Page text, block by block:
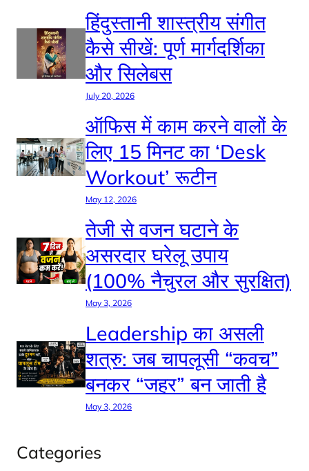
हिंदुस्तानी शास्त्रीय संगीत
कैसे सीखें: पूर्ण मार्गदर्शिका
और सिलेबस
July 20, 2026
ऑफिस में काम करने वालों के
लिए 15 मिनट का ‘Desk
Workout’ रूटीन
May 12, 2026
तेजी से वजन घटाने के
असरदार घरेलू उपाय
(100% नैचुरल और सुरक्षित)
May 3, 2026
Leadership का असली
शत्रु: जब चापलूसी “कवच”
बनकर “जहर” बन जाती है
May 3, 2026
Categories